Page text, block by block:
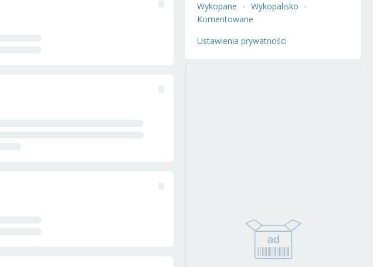
Wykopane
Wykopalisko
Komentowane
Ustawienia prywatności